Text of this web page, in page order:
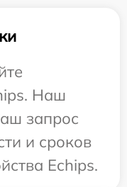
Наш
запрос
и сроков
Echips.